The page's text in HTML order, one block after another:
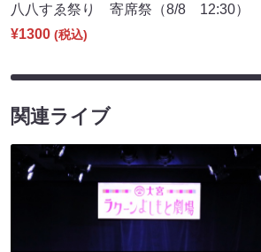
八八すゑ祭り 寄席祭（8/8 12:30）
¥1300 (税込)
関連ライブ